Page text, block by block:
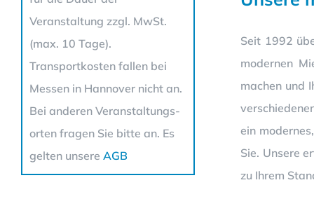
Seit 1992
modernen
machen und
ein
Sie. Unsere
zu Ihrem
Veranstaltung zzgl. MwSt.
(max. 10 Tage).
Transportkosten fallen bei
Messen in Hannover nicht an.
Bei anderen Veranstaltungs-
orten fragen Sie bitte an. Es
gelten unsere AGB